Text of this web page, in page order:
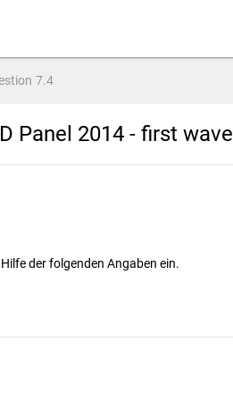
7.4
Panel 2014 - first wave
der folgenden Angaben ein.